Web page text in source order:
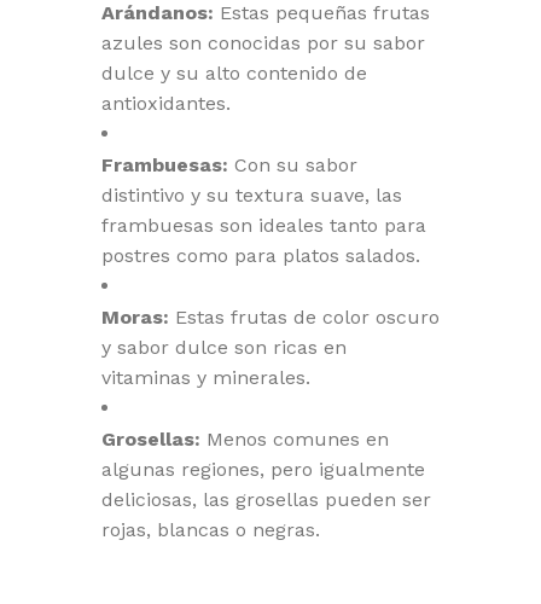
Arándanos: Estas pequeñas frutas
azules son conocidas por su sabor
dulce y su alto contenido de
antioxidantes.
Frambuesas: Con su sabor
distintivo y su textura suave, las
frambuesas son ideales tanto para
postres como para platos salados.
Moras: Estas frutas de color oscuro
y sabor dulce son ricas en
vitaminas y minerales.
Grosellas: Menos comunes en
algunas regiones, pero igualmente
deliciosas, las grosellas pueden ser
rojas, blancas o negras.